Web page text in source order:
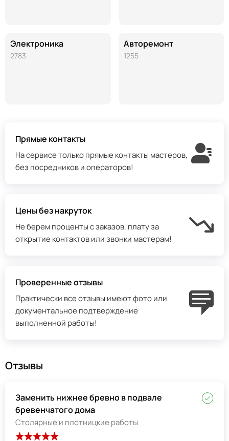
Электроника
2783
Авторемонт
1255
Прямые контакты
На сервисе только прямые контакты мастеров,
без посредников и операторов!
Цены без накруток
Не берем проценты с заказов, плату за
открытие контактов или звонки мастерам!
Проверенные отзывы
Практически все отзывы имеют фото или
документальное подтверждение
выполненной работы!
Отзывы
Заменить нижнее бревно в подвале
бревенчатого дома
Столярные и плотницкие работы